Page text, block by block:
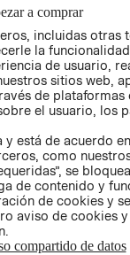
COMERCIO - SIC
PETICIONES
QUEJAS Y
RECLAMOS
a comprar
incluidas otras
la
de usuario,
sitios web,
de plataformas
el usuario, los
y está de acuerdo
como
se
de contenido y
de cookies y
aviso de cookies
compartido de datos